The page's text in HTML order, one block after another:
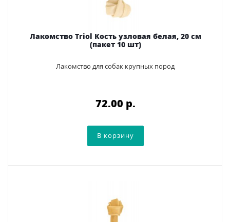
Лакомство Triol Кость узловая белая, 20 см
(пакет 10 шт)
Лакомство для собак крупных пород
72.00 p.